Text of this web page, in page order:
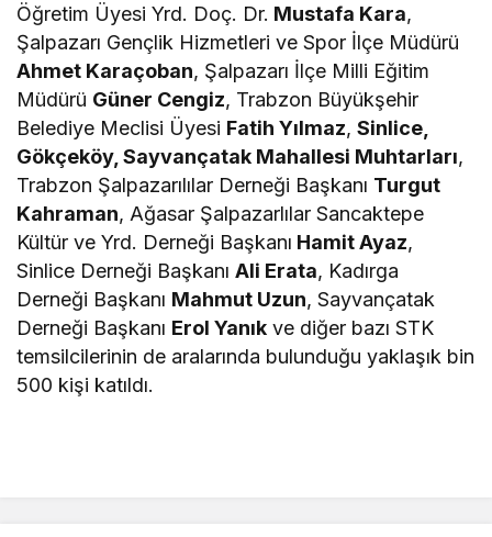
Öğretim Üyesi Yrd. Doç. Dr. Mustafa Kara,
Şalpazarı Gençlik Hizmetleri ve Spor İlçe Müdürü
Ahmet Karaçoban, Şalpazarı İlçe Milli Eğitim
Müdürü Güner Cengiz, Trabzon Büyükşehir
Belediye Meclisi Üyesi Fatih Yılmaz,Sinlice,
Gökçeköy, Sayvançatak Mahallesi Muhtarları,
Trabzon Şalpazarılılar Derneği Başkanı Turgut
Kahraman, Ağasar Şalpazarlılar Sancaktepe
Kültür ve Yrd. Derneği Başkanı Hamit Ayaz,
Sinlice Derneği BaşkanıAli Erata, Kadırga
Derneği Başkanı Mahmut Uzun, Sayvançatak
Derneği Başkanı Erol Yanık ve diğer bazı STK
temsilcilerinin de aralarında bulunduğu yaklaşık bin
500 kişi katıldı.